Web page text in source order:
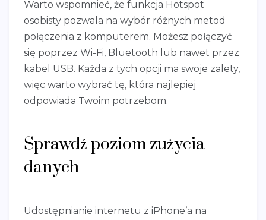
Warto wspomnieć, że funkcja Hotspot
osobisty pozwala na wybór różnych metod
połączenia z komputerem. Możesz połączyć
się poprzez Wi-Fi, Bluetooth lub nawet przez
kabel USB. Każda z tych opcji ma swoje zalety,
więc warto wybrać tę, która najlepiej
odpowiada Twoim potrzebom.
Sprawdź poziom zużycia
danych
Udostępnianie internetu z iPhone’a na